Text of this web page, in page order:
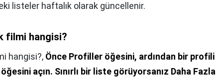
listeler haftalık olarak güncellenir.
filmi hangisi?
hangisi?, Önce Profiller öğesini, ardından bir profili
açın. Sınırlı bir liste görüyorsanız Daha Fazla